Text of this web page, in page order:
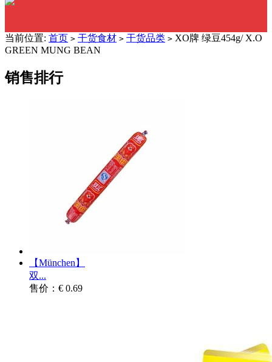
当前位置: 首页 > 干货食材 > 干货品类 > XO牌 绿豆454g/ X.O
GREEN MUNG BEAN
销售排行
【München】
双...
售价：€ 0.69